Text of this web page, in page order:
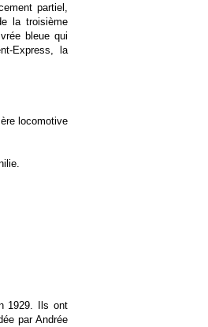
partiel,
la troisième
bleue qui
Express, la
locomotive
1929. Ils ont
par Andrée